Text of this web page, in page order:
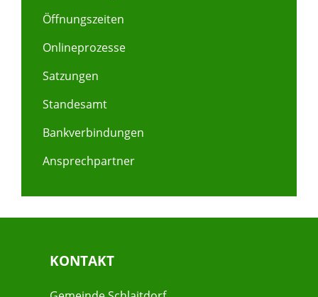
Öffnungszeiten
Onlineprozesse
Satzungen
Standesamt
Bankverbindungen
Ansprechpartner
KONTAKT